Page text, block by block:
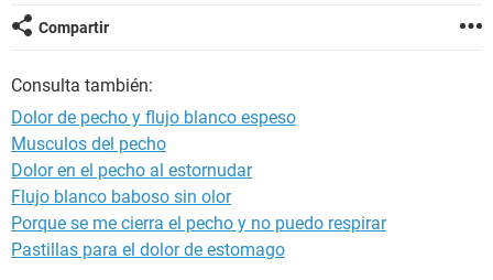
GLOSARIO
Compartir
Consulta también:
Dolor de pecho y flujo blanco espeso
Musculos del pecho
Dolor en el pecho al estornudar
Flujo blanco baboso sin olor
Porque se me cierra el pecho y no puedo respirar
Pastillas para el dolor de estomago